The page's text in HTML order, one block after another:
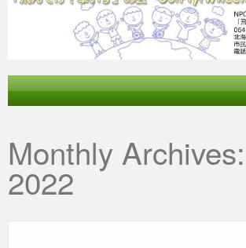
参加する
私たちの活動
Monthly Archives:
2022